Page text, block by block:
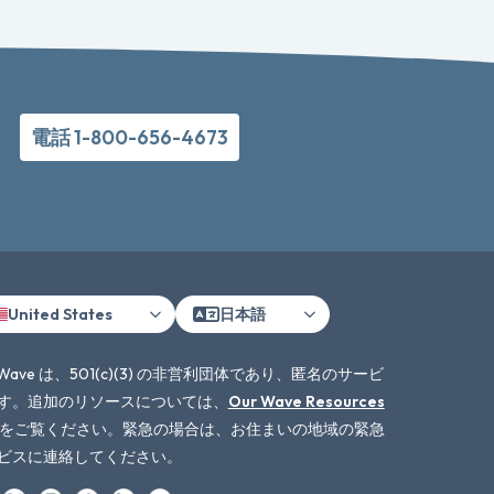
電話 1-800-656-4673
United States 日本語
は、501(c)(3) の非営利団体であり、匿名のサービ
。追加のリソースについては、 Our Wave Resources
をご覧ください。緊急の場合は、お住まいの地域の緊急
スに連絡してください。